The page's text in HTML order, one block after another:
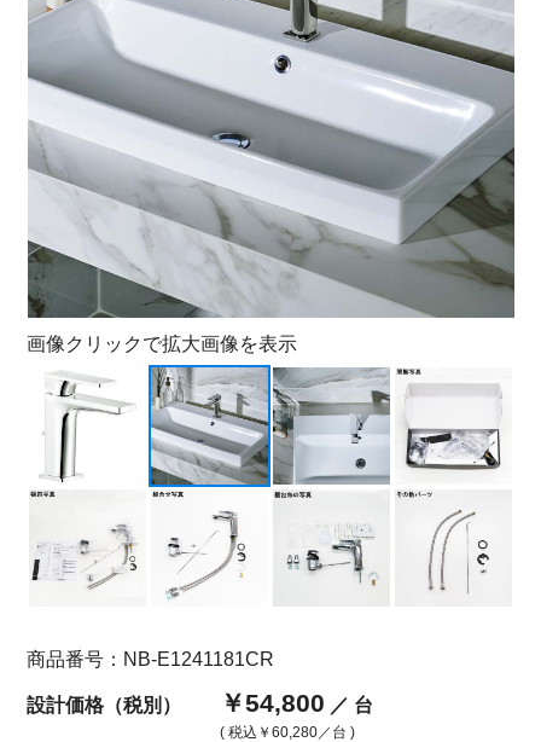
画像クリックで拡大画像を表示
商品番号：NB-E1241181CR
設計価格（税別） ￥54,800 ／ 台
( 税込 ￥60,280 ／台 )